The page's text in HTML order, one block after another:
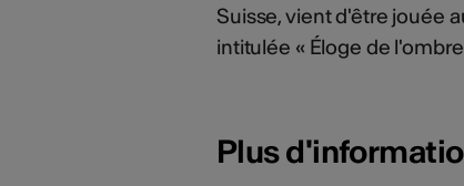
Suisse, vient d'être jouée
intitulée « Éloge de l'ombre
Plus